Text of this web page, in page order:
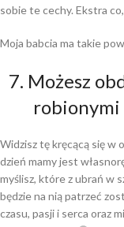
sobie te cechy. Ekstra
Moja babcia ma takie
7. Możesz
robionymi
Widzisz tę kręcącą się w
dzień mamy jest
myślisz, które z ubrań w
będzie na nią patrzeć
czasu, pasji i serca oraz